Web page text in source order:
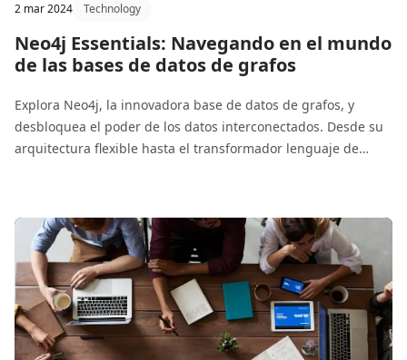
2 mar 2024 Technology
Neo4j Essentials: Navegando en el mundo
de las bases de datos de grafos
Explora Neo4j, la innovadora base de datos de grafos, y
desbloquea el poder de los datos interconectados. Desde su
arquitectura flexible hasta el transformador lenguaje de